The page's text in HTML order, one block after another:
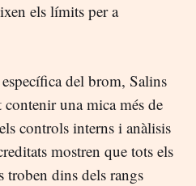
els límits per a
del brom, Salins
una mica més de
controls interns i anàlisis
mostren que tots els
troben dins dels rangs